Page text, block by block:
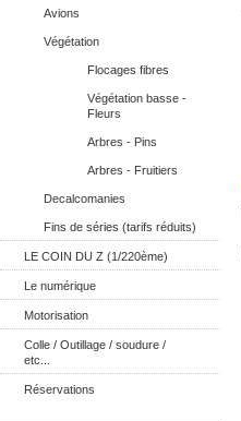
Avions
Végétation
Flocages fibres
Végétation basse -
Fleurs
Arbres - Pins
Arbres - Fruitiers
Decalcomanies
Fins de séries (tarifs réduits)
LE COIN DU Z (1/220ème)
Le numérique
Motorisation
Colle / Outillage / soudure /
etc...
Réservations